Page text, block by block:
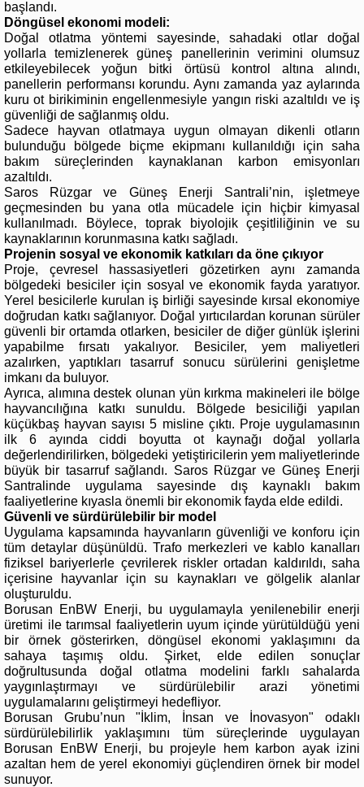
başlandı.
Döngüsel ekonomi modeli:
Doğal otlatma yöntemi sayesinde, sahadaki otlar doğal
yollarla temizlenerek güneş panellerinin verimini olumsuz
etkileyebilecek yoğun bitki örtüsü kontrol altına alındı,
panellerin performansı korundu. Aynı zamanda yaz aylarında
kuru ot birikiminin engellenmesiyle yangın riski azaltıldı ve iş
güvenliği de sağlanmış oldu.
Sadece hayvan otlatmaya uygun olmayan dikenli otların
bulunduğu bölgede biçme ekipmanı kullanıldığı için saha
bakım süreçlerinden kaynaklanan karbon emisyonları
azaltıldı.
Saros Rüzgar ve Güneş Enerji Santrali’nin, işletmeye
geçmesinden bu yana otla mücadele için hiçbir kimyasal
kullanılmadı. Böylece, toprak biyolojik çeşitliliğinin ve su
kaynaklarının korunmasına katkı sağladı.
Projenin sosyal ve ekonomik katkıları da öne çıkıyor
Proje, çevresel hassasiyetleri gözetirken aynı zamanda
bölgedeki besiciler için sosyal ve ekonomik fayda yaratıyor.
Yerel besicilerle kurulan iş birliği sayesinde kırsal ekonomiye
doğrudan katkı sağlanıyor. Doğal yırtıcılardan korunan sürüler
güvenli bir ortamda otlarken, besiciler de diğer günlük işlerini
yapabilme fırsatı yakalıyor. Besiciler, yem maliyetleri
azalırken, yaptıkları tasarruf sonucu sürülerini genişletme
imkanı da buluyor.
Ayrıca, alımına destek olunan yün kırkma makineleri ile bölge
hayvancılığına katkı sunuldu. Bölgede besiciliği yapılan
küçükbaş hayvan sayısı 5 misline çıktı. Proje uygulamasının
ilk 6 ayında ciddi boyutta ot kaynağı doğal yollarla
değerlendirilirken, bölgedeki yetiştiricilerin yem maliyetlerinde
büyük bir tasarruf sağlandı. Saros Rüzgar ve Güneş Enerji
Santralinde uygulama sayesinde dış kaynaklı bakım
faaliyetlerine kıyasla önemli bir ekonomik fayda elde edildi.
Güvenli ve sürdürülebilir bir model
Uygulama kapsamında hayvanların güvenliği ve konforu için
tüm detaylar düşünüldü. Trafo merkezleri ve kablo kanalları
fiziksel bariyerlerle çevrilerek riskler ortadan kaldırıldı, saha
içerisine hayvanlar için su kaynakları ve gölgelik alanlar
oluşturuldu.
Borusan EnBW Enerji, bu uygulamayla yenilenebilir enerji
üretimi ile tarımsal faaliyetlerin uyum içinde yürütüldüğü yeni
bir örnek gösterirken, döngüsel ekonomi yaklaşımını da
sahaya taşımış oldu. Şirket, elde edilen sonuçlar
doğrultusunda doğal otlatma modelini farklı sahalarda
yaygınlaştırmayı ve sürdürülebilir arazi yönetimi
uygulamalarını geliştirmeyi hedefliyor.
Borusan Grubu’nun "İklim, İnsan ve İnovasyon" odaklı
sürdürülebilirlik yaklaşımını tüm süreçlerinde uygulayan
Borusan EnBW Enerji, bu projeyle hem karbon ayak izini
azaltan hem de yerel ekonomiyi güçlendiren örnek bir model
sunuyor.